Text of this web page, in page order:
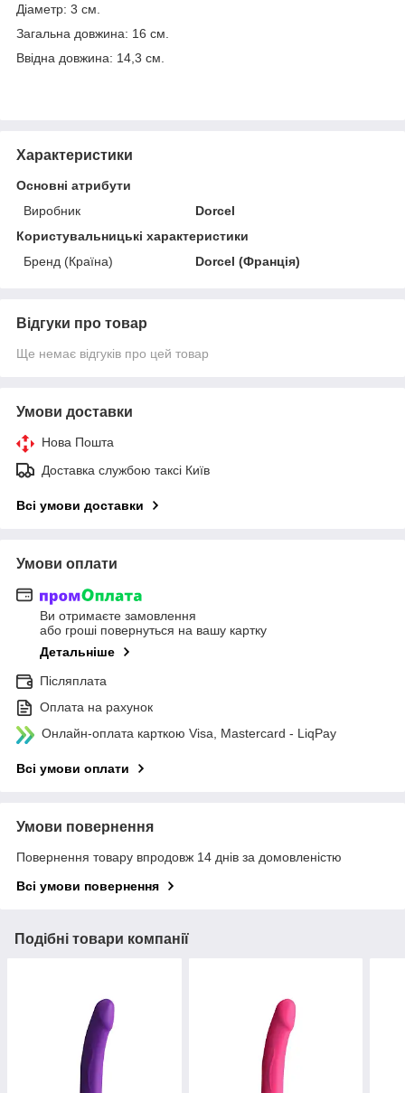
Діаметр: 3 см.
Загальна довжина: 16 см.
Ввідна довжина: 14,3 см.
Характеристики
Основні атрибути
Виробник
Dorcel
Користувальницькі характеристики
Бренд (Країна)
Dorcel (Франція)
Відгуки про товар
Ще немає відгуків про цей товар
Умови доставки
Нова Пошта
Доставка службою таксі Київ
Всі умови доставки
Умови оплати
Ви отримаєте замовлення
або гроші повернуться на вашу картку
Детальніше
Післяплата
Оплата на рахунок
Онлайн-оплата карткою Visa, Mastercard - LiqPay
Всі умови оплати
Умови повернення
Повернення товару впродовж 14 днів за домовленістю
Всі умови повернення
Подібні товари компанії